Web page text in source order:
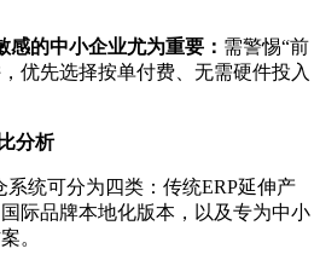
感的中小企业尤为重要 ： 需警惕“前
优先选择按单付费、无需硬件投入
分析
系统可分为四类：传统ERP延伸产
际品牌本地化版本，以及专为中小
。